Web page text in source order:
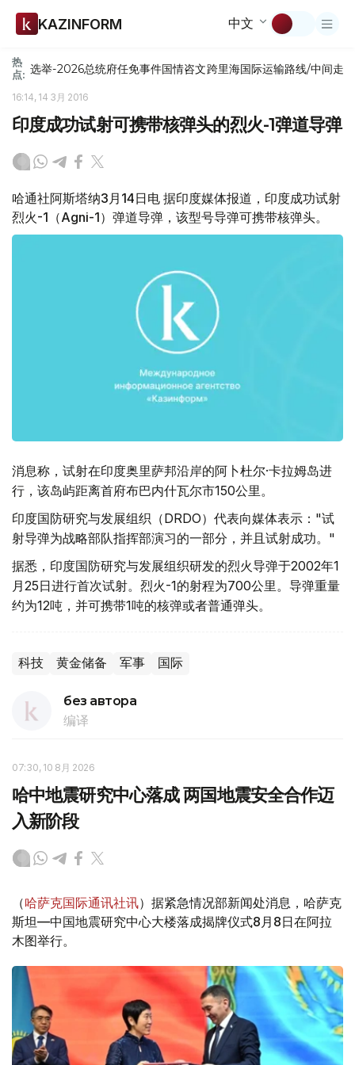
KAZINFORM 中文
热
点: 选举-2026总统府任免事件国情咨文跨里海国际运输路线/中间走廊
16:14, 14 3月 2016
印度成功试射可携带核弹头的烈火-1弹道导弹
哈通社阿斯塔纳3月14日电 据印度媒体报道，印度成功试射
烈火-1（Agni-1）弹道导弹，该型号导弹可携带核弹头。
消息称，试射在印度奥里萨邦沿岸的阿卜杜尔·卡拉姆岛进
行，该岛屿距离首府布巴内什瓦尔市150公里。
印度国防研究与发展组织（DRDO）代表向媒体表示："试
射导弹为战略部队指挥部演习的一部分，并且试射成功。"
据悉，印度国防研究与发展组织研发的烈火导弹于2002年1
月25日进行首次试射。烈火-1的射程为700公里。导弹重量
约为12吨，并可携带1吨的核弹或者普通弹头。
科技 黄金储备 军事 国际
без автора
编译
07:30, 10 8月 2026
哈中地震研究中心落成 两国地震安全合作迈
入新阶段
（哈萨克国际通讯社讯）据紧急情况部新闻处消息，哈萨克
斯坦—中国地震研究中心大楼落成揭牌仪式8月8日在阿拉
木图举行。